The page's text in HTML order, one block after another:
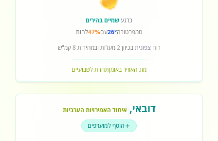
כרגעשמיים בהירים
טמפרטורה26°עם47%לחות
רוחצפוניתבכיוון2מעלות ובמהירות8קמ"ש
מזג האוויר באומןתחזית לשבועיים
דובאי, איחוד האמירויות הערביות
הוסף למועדפים